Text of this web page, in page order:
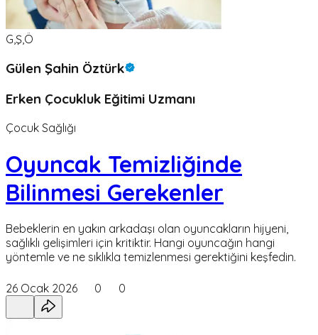
G,Ş,Ö
Gülen Şahin Öztürk
Erken Çocukluk Eğitimi Uzmanı
Çocuk Sağlığı
Oyuncak Temizliğinde
Bilinmesi Gerekenler
Bebeklerin en yakın arkadaşı olan oyuncakların hijyeni,
sağlıklı gelişimleri için kritiktir. Hangi oyuncağın hangi
yöntemle ve ne sıklıkla temizlenmesi gerektiğini keşfedin.
26 Ocak 2026 0 0